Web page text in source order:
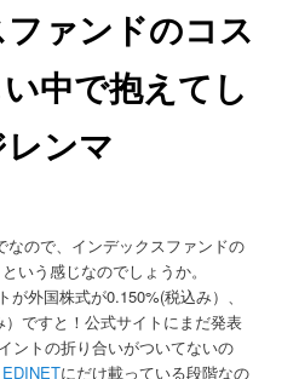
ビ
ゲ
シ
ァンドのコス
中で抱えてし
ンマ
ので、インデックスファンドの
いう感じなのでしょうか。
が外国株式が0.150%(税込み）、
ですと！公式サイトにまだ発表
ントの折り合いがついてないの
EDINETにだけ載っている段階なの